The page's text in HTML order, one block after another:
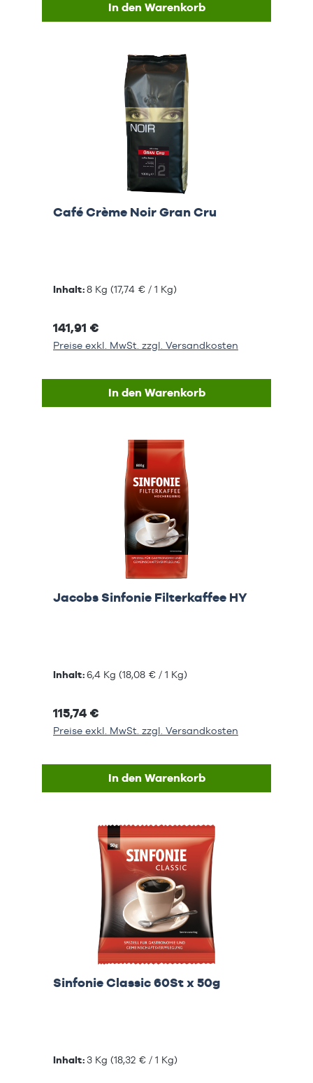
In den Warenkorb
Café Crème Noir Gran Cru
Inhalt:8 Kg (17,74 € / 1 Kg)
141,91 €
Preise exkl. MwSt. zzgl. Versandkosten
In den Warenkorb
Jacobs Sinfonie Filterkaffee HY
Inhalt:6,4 Kg (18,08 € / 1 Kg)
115,74 €
Preise exkl. MwSt. zzgl. Versandkosten
In den Warenkorb
Sinfonie Classic 60St x 50g
Inhalt: 3 Kg (18,32 € / 1 Kg)